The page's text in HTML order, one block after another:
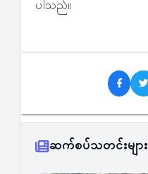
ပါသည်။
ဆက်စပ်သတင်းများ